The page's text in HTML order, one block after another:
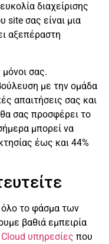
διαχείρισης
site σας είναι μια
αξεπέραστη
σας.
με την ομάδα
απαιτήσεις σας και
σας προσφέρει το
μπορεί να
έως και 44%
όλο το φάσμα των
βαθιά εμπειρία
Cloud υπηρεσίες που